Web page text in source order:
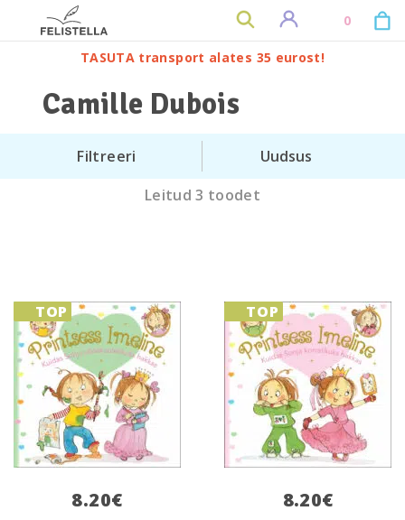
0
TASUTA transport alates 35 eurost!
Camille Dubois
Filtreeri
Leitud 3 toodet
TOP
8.20€
TOP
8.20€